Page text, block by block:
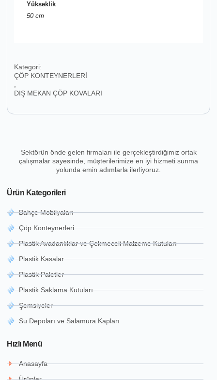
Yükseklik
50 cm
Kategori:
ÇÖP KONTEYNERLERİ
DIŞ MEKAN ÇÖP KOVALARI
Sektörün önde gelen firmaları ile gerçekleştirdiğimiz ortak
çalışmalar sayesinde, müşterilerimize en iyi hizmeti sunma
yolunda emin adımlarla ilerliyoruz.
Ürün Kategorileri
Bahçe Mobilyaları
Çöp Konteynerleri
Plastik Avadanlıklar ve Çekmeceli Malzeme Kutuları
Plastik Kasalar
Plastik Paletler
Plastik Saklama Kutuları
Şemsiyeler
Su Depoları ve Salamura Kapları
Hızlı Menü
Anasayfa